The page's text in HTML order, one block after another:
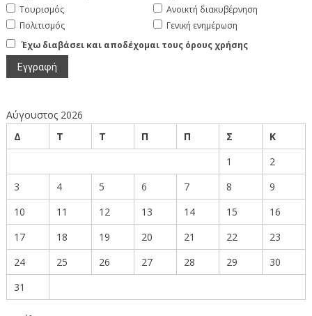
Τουρισμός
Πολιτισμός
Ανοικτή διακυβέρνηση
Γενική ενημέρωση
Έχω διαβάσει και αποδέχομαι τους όρους χρήσης
Αύγουστος 2026
Δ
Τ Τ Π Π Σ
Κ
1
2
3
4 5 6 7 8
9
10
11 12 13 14 15
16
17
18 19 20 21 22
23
24
25 26 27 28 29
30
31